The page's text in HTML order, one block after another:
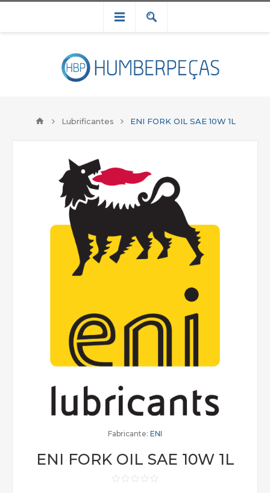
Lubrificantes ENI FORK OIL SAE 10W 1L
Fabricante: ENI
ENI FORK OIL SAE 10W 1L